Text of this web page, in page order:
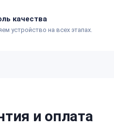
качества
устройство на всех этапах.
и оплата